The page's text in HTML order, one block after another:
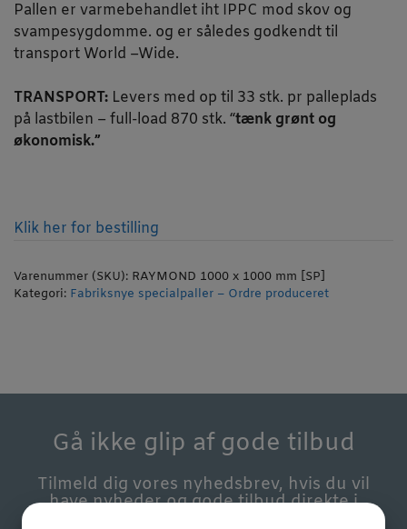
Pallen er varmebehandlet iht IPPC mod skov og
svampesygdomme. og er således godkendt til
transport World –Wide.
TRANSPORT: Levers med op til 33 stk. pr palleplads
på lastbilen – full-load 870 stk. “tænk grønt og
økonomisk.”
Klik her for bestilling
Varenummer (SKU): RAYMOND 1000 x 1000 mm [SP]
Kategori: Fabriksnye specialpaller – Ordre produceret
Gå ikke glip af gode tilbud
Tilmeld dig vores nyhedsbrev, hvis du vil
have nyheder og gode tilbud direkte i